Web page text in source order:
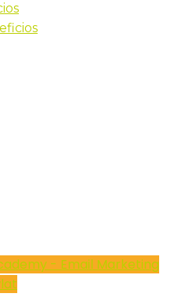
- Email Marketing